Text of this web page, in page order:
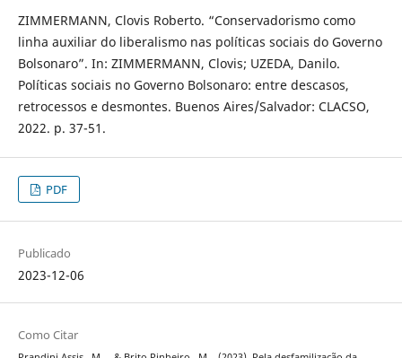
ZIMMERMANN, Clovis Roberto. “Conservadorismo como
linha auxiliar do liberalismo nas políticas sociais do Governo
Bolsonaro”. In: ZIMMERMANN, Clovis; UZEDA, Danilo.
Políticas sociais no Governo Bolsonaro: entre descasos,
retrocessos e desmontes. Buenos Aires/Salvador: CLACSO,
2022. p. 37-51.
PDF
Publicado
2023-12-06
Como Citar